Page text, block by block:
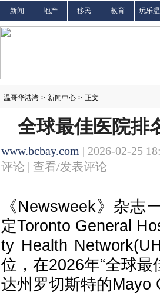
新闻 地产 移民 教育 玩乐
温哥华港湾 > 新闻中心 > 正文
全球最佳医院排
www.bcbay.com | 2026-02-25
评论 | 查看/发表评论
《Newsweek》杂志
定Toronto General
ty Health
位，在2026年“全球
达州罗切斯特的Mayo